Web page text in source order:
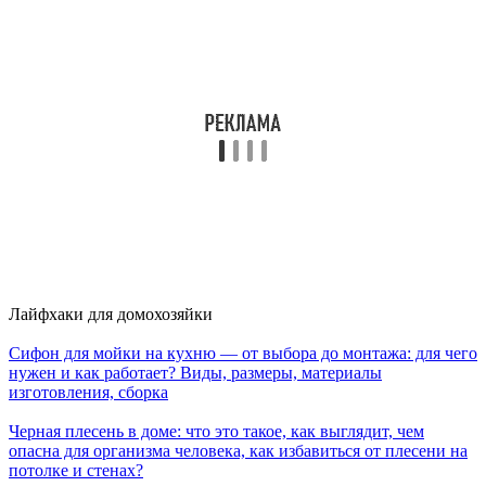
Лайфхаки для домохозяйки
Сифон для мойки на кухню — от выбора до монтажа: для чего
нужен и как работает? Виды, размеры, материалы
изготовления, сборка
Черная плесень в доме: что это такое, как выглядит, чем
опасна для организма человека, как избавиться от плесени на
потолке и стенах?